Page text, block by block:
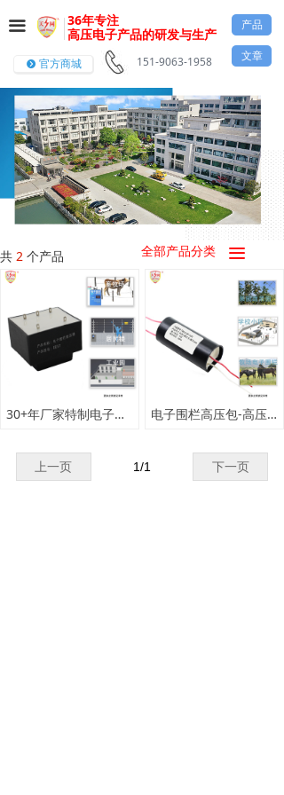
36年专注
高压电子产品的研发与生产
끀 产品
文章
뀹 官方商城 151-9063-1958
共 2 个产品
30+年厂家特制电子围栏高压包电子围栏变压器脉冲高压包性能稳定 电子围栏高压包-高压发生器-脉冲高压包
上一页 下一页
1/1
全部产品分类 끀